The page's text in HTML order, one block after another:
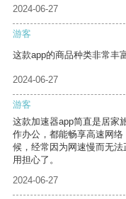
2024-06-27
游客
这款app的商品种类非常丰
2024-06-27
游客
这款加速器app简直是居家
作办公，都能畅享高速网
候，经常因为网速慢而无
用担心了。
2024-06-27